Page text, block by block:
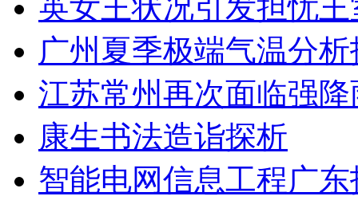
英女王状况引发担忧
广州夏季极端气温分
江苏常州再次面临强
康生书法造诣探析
智能电网信息工程广